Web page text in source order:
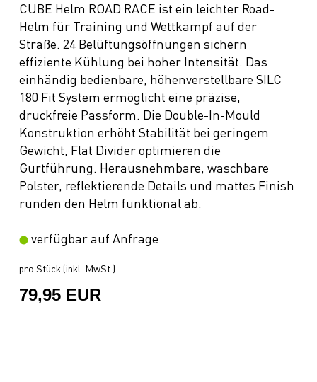
CUBE Helm ROAD RACE ist ein leichter Road-
Helm für Training und Wettkampf auf der
Straße. 24 Belüftungsöffnungen sichern
effiziente Kühlung bei hoher Intensität. Das
einhändig bedienbare, höhenverstellbare SILC
180 Fit System ermöglicht eine präzise,
druckfreie Passform. Die Double-In-Mould
Konstruktion erhöht Stabilität bei geringem
Gewicht, Flat Divider optimieren die
Gurtführung. Herausnehmbare, waschbare
Polster, reflektierende Details und mattes Finish
runden den Helm funktional ab.
verfügbar auf Anfrage
pro Stück (inkl. MwSt.)
79,95 EUR